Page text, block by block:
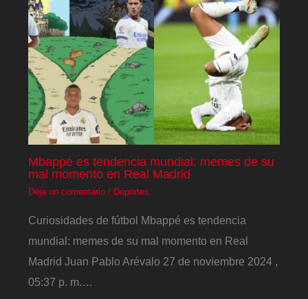
Mbappé es tendencia mundial: memes de su
mal momento en Real Madrid
Deja un comentario / Deportes
Curiosidades de fútbol Mbappé es tendencia
mundial: memes de su mal momento en Real
Madrid Juan Pablo Arévalo 27 de noviembre 2024 ,
05:37 p. m.…